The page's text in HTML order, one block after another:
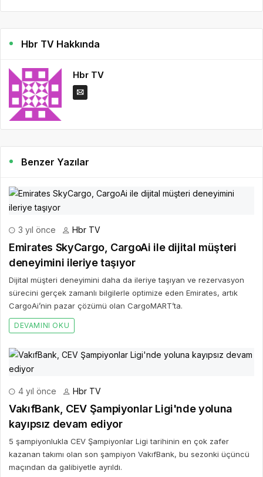
Hbr TV Hakkında
Hbr TV
Benzer Yazılar
3 yıl önce Hbr TV
Emirates SkyCargo, CargoAi ile dijital müşteri
deneyimini ileriye taşıyor
Dijital müşteri deneyimini daha da ileriye taşıyan ve rezervasyon
sürecini gerçek zamanlı bilgilerle optimize eden Emirates, artık
CargoAi’nin pazar çözümü olan CargoMART’ta.
DEVAMINI OKU
4 yıl önce Hbr TV
VakıfBank, CEV Şampiyonlar Ligi'nde yoluna
kayıpsız devam ediyor
5 şampiyonlukla CEV Şampiyonlar Ligi tarihinin en çok zafer
kazanan takımı olan son şampiyon VakıfBank, bu sezonki üçüncü
maçından da galibiyetle ayrıldı.